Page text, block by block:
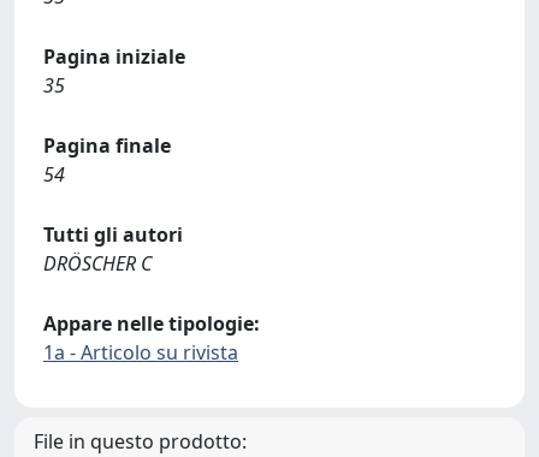
Pagina iniziale
35
Pagina finale
54
Tutti gli autori
DRÖSCHER C
Appare nelle tipologie:
1a - Articolo su rivista
File in questo prodotto: